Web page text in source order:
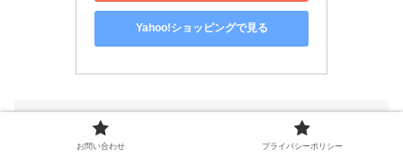
Yahoo!ショッピングで見る
お問い合わせ プライバシーポリシー